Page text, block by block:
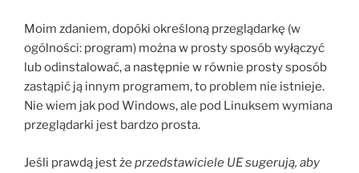
Moim zdaniem, dopóki określoną przeglądarkę (w
ogólności: program) można w prosty sposób wyłączyć
lub odinstalować, a następnie w równie prosty sposób
zastąpić ją innym programem, to problem nie istnieje.
Nie wiem jak pod Windows, ale pod Linuksem wymiana
przeglądarki jest bardzo prosta.
Jeśli prawdą jest że przedstawiciele UE sugerują, aby